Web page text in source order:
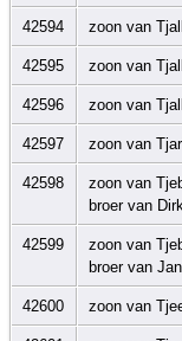
42594 zoon van
42595 zoon van
42596 zoon van
42597 zoon van
42598
zoon van
broer van
42599
zoon van
broer van
42600 zoon van